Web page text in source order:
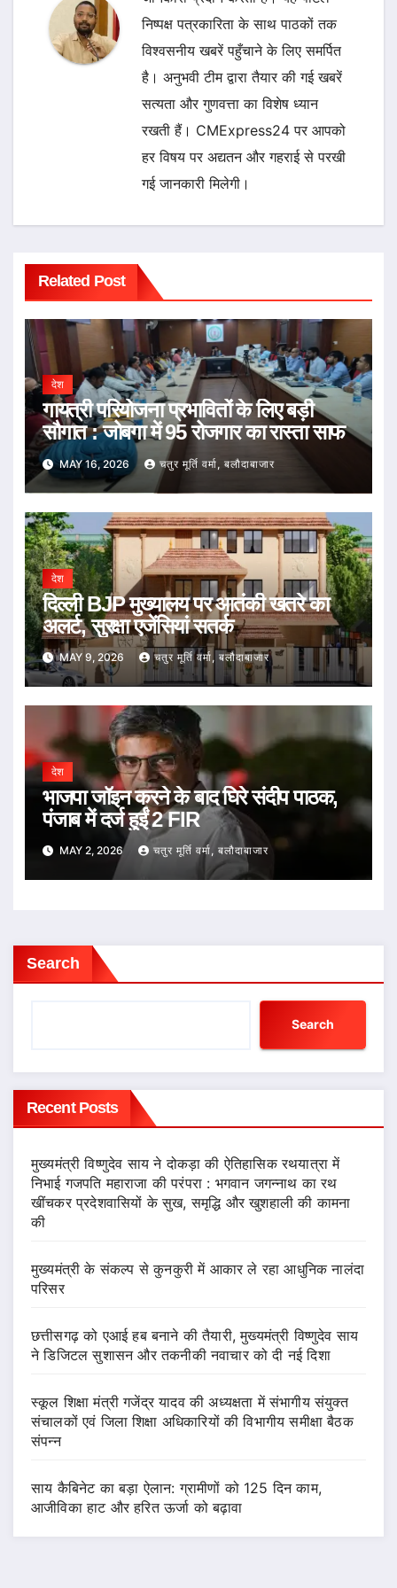
निष्पक्ष पत्रकारिता के साथ पाठकों तक
विश्वसनीय खबरें पहुँचाने के लिए समर्पित
है। अनुभवी टीम द्वारा तैयार की गई खबरें
सत्यता और गुणवत्ता का विशेष ध्यान
रखती हैं। CMExpress24 पर आपको
हर विषय पर अद्यतन और गहराई से परखी
गई जानकारी मिलेगी।
Related Post
देश
गायत्री परियोजना प्रभावितों के लिए बड़ी
सौगात : जोबगा में 95 रोजगार का रास्ता साफ
MAY 16, 2026 चतुर मूर्ति वर्मा, बलौदाबाजार
देश
दिल्ली BJP मुख्यालय पर आतंकी खतरे का
अलर्ट, सुरक्षा एजेंसियां सतर्क
MAY 9, 2026 चतुर मूर्ति वर्मा, बलौदाबाजार
देश
भाजपा जॉइन करने के बाद घिरे संदीप पाठक,
पंजाब में दर्ज हुईं 2 FIR
MAY 2, 2026 चतुर मूर्ति वर्मा, बलौदाबाजार
Search
Search
Recent Posts
मुख्यमंत्री विष्णुदेव साय ने दोकड़ा की ऐतिहासिक रथयात्रा में
निभाई गजपति महाराजा की परंपरा : भगवान जगन्नाथ का रथ
खींचकर प्रदेशवासियों के सुख, समृद्धि और खुशहाली की कामना
की
मुख्यमंत्री के संकल्प से कुनकुरी में आकार ले रहा आधुनिक नालंदा
परिसर
छत्तीसगढ़ को एआई हब बनाने की तैयारी, मुख्यमंत्री विष्णुदेव साय
ने डिजिटल सुशासन और तकनीकी नवाचार को दी नई दिशा
स्कूल शिक्षा मंत्री गजेंद्र यादव की अध्यक्षता में संभागीय संयुक्त
संचालकों एवं जिला शिक्षा अधिकारियों की विभागीय समीक्षा बैठक
संपन्न
साय कैबिनेट का बड़ा ऐलान: ग्रामीणों को 125 दिन काम,
आजीविका हाट और हरित ऊर्जा को बढ़ावा